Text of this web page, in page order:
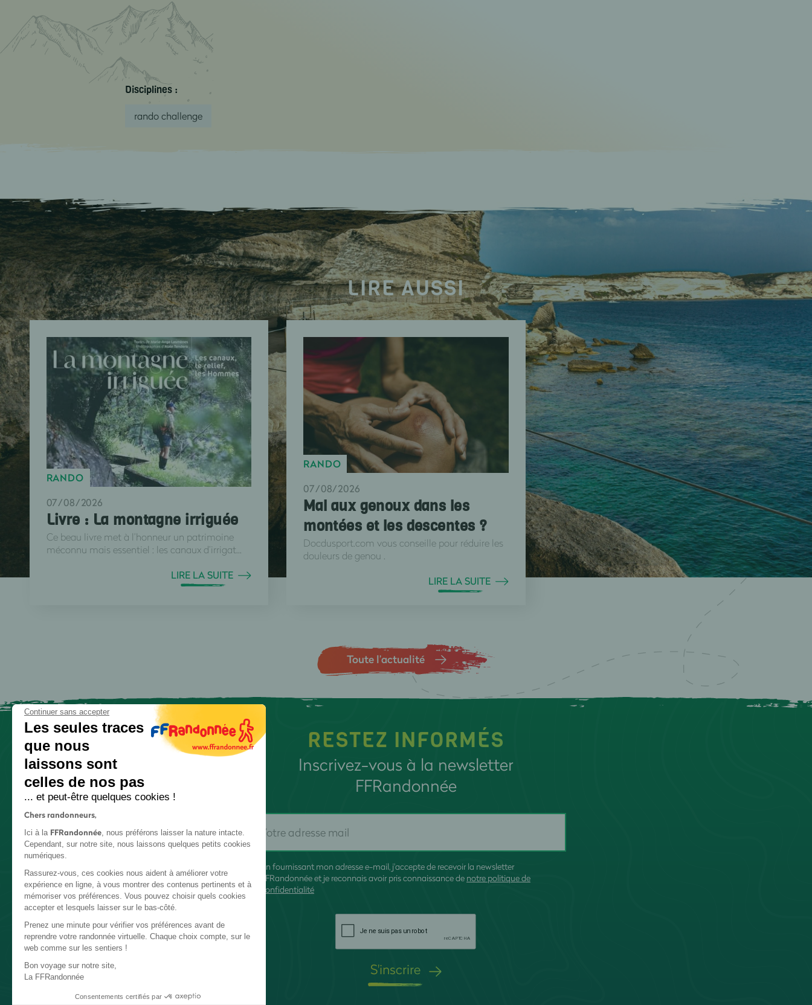
Disciplines :
rando challenge
LIRE AUSSI
RANDO
07/08/2026
Livre : La montagne irriguée
Ce beau livre met à l’honneur un patrimoine
méconnu mais essentiel : les canaux d’irrigat...
LIRE LA SUITE
RANDO
07/08/2026
Mal aux genoux dans les
montées et les descentes ?
Docdusport.com vous conseille pour réduire les
douleurs de genou .
LIRE LA SUITE
Toute l’actualité
RESTEZ INFORMÉS
Inscrivez-vous à la newsletter
FFRandonnée
En fournissant mon adresse e-mail, j'accepte de recevoir la newsletter
FFRandonnée et je reconnais avoir pris connaissance de notre politique de
confidentialité
S'inscrire
Continuer sans accepter
Les seules traces
que nous
laissons sont
celles de nos pas
... et peut-être quelques cookies !
Chers randonneurs,
Ici à la FFRandonnée, nous préférons laisser la nature intacte.
Cependant, sur notre site, nous laissons quelques petits cookies
numériques.
Rassurez-vous, ces cookies nous aident à améliorer votre
expérience en ligne, à vous montrer des contenus pertinents et à
mémoriser vos préférences. Vous pouvez choisir quels cookies
accepter et lesquels laisser sur le bas-côté.
Prenez une minute pour vérifier vos préférences avant de
reprendre votre randonnée virtuelle. Chaque choix compte, sur le
web comme sur les sentiers !
Bon voyage sur notre site,
La FFRandonnée
Consentements certifiés par